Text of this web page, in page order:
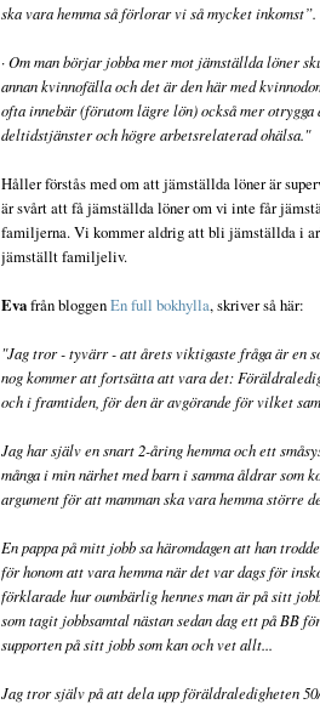
ska vara hemma så förlorar vi så mycket inkomst”.
· Om man börjar jobba mer mot jämställda löner
annan kvinnofälla och det är den här med
ofta innebär (förutom lägre lön) också mer
deltidstjänster och högre arbetsrelaterad ohälsa."
Håller förstås med om att jämställda löner är
är svårt att få jämställda löner om vi inte får
familjerna. Vi kommer aldrig att bli jämställda i
jämställt familjeliv.
Evafrån bloggenEn full bokhylla, skriver så här:
"Jag tror - tyvärr - att årets viktigaste fråga är en
nog kommer att fortsätta att vara det:
och i framtiden, för den är avgörande för vilket
Jag har själv en snart 2-åring hemma och ett
många i min närhet med barn i samma åldrar som
argument för att mamman ska vara hemma större
En pappa på mitt jobb sa häromdagen att han
för honom att vara hemma när det var dags för
förklarade hur oumbärlig hennes man är på sitt
som tagit jobbsamtal nästan sedan dag ett på BB
supporten på sitt jobb som kan och vet allt...
Jag tror själv på att dela upp föräldraledigheten